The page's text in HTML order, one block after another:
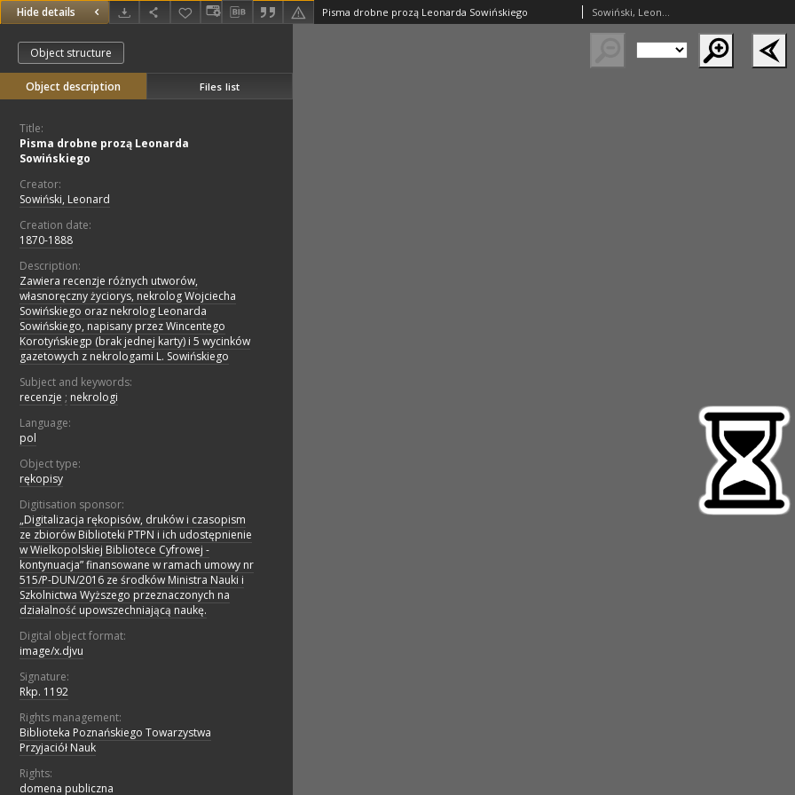
Hide details Pisma drobne prozą Leonarda Sowińskiego Sowiński, Leonard
Object structure
Object description Files list
Title:
Pisma drobne prozą Leonarda
Sowińskiego
Creator:
Sowiński, Leonard
Creation date:
1870-1888
Description:
Zawiera recenzje różnych utworów,
własnoręczny życiorys, nekrolog Wojciecha
Sowińskiego oraz nekrolog Leonarda
Sowińskiego, napisany przez Wincentego
Korotyńskiegp (brak jednej karty) i 5 wycinków
gazetowych z nekrologami L. Sowińskiego
Subject and keywords:
recenzje ; nekrologi
Language:
pol
Object type:
rękopisy
Digitisation sponsor:
„Digitalizacja rękopisów, druków i czasopism
ze zbiorów Biblioteki PTPN i ich udostępnienie
w Wielkopolskiej Bibliotece Cyfrowej -
kontynuacja” finansowane w ramach umowy nr
515/P-DUN/2016 ze środków Ministra Nauki i
Szkolnictwa Wyższego przeznaczonych na
działalność upowszechniającą naukę.
Digital object format:
image/x.djvu
Signature:
Rkp. 1192
Rights management:
Biblioteka Poznańskiego Towarzystwa
Przyjaciół Nauk
Rights:
domena publiczna